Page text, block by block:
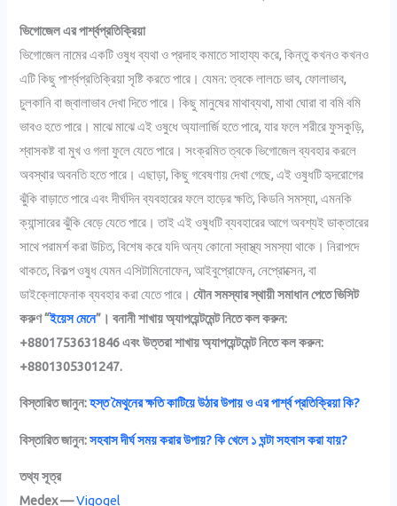
ভিগোজেল এর পার্শ্বপ্রতিক্রিয়া
ভিগোজেল নামের একটি ওষুধ ব্যথা ও প্রদাহ কমাতে সাহায্য করে, কিন্তু কখনও কখনও
এটি কিছু পার্শ্বপ্রতিক্রিয়া সৃষ্টি করতে পারে। যেমন: ত্বকে লালচে ভাব, ফোলাভাব,
চুলকানি বা জ্বালাভাব দেখা দিতে পারে। কিছু মানুষের মাথাব্যথা, মাথা ঘোরা বা বমি বমি
ভাবও হতে পারে। মাঝে মাঝে এই ওষুধে অ্যালার্জি হতে পারে, যার ফলে শরীরে ফুসকুড়ি,
শ্বাসকষ্ট বা মুখ ও গলা ফুলে যেতে পারে। সংক্রমিত ত্বকে ভিগোজেল ব্যবহার করলে
অবস্থার অবনতি হতে পারে। এছাড়া, কিছু গবেষণায় দেখা গেছে, এই ওষুধটি হৃদরোগের
ঝুঁকি বাড়াতে পারে এবং দীর্ঘদিন ব্যবহারের ফলে হাড়ের ক্ষতি, কিডনি সমস্যা, এমনকি
ক্যান্সারের ঝুঁকি বেড়ে যেতে পারে। তাই এই ওষুধটি ব্যবহারের আগে অবশ্যই ডাক্তারের
সাথে পরামর্শ করা উচিত, বিশেষ করে যদি অন্য কোনো স্বাস্থ্য সমস্যা থাকে। নিরাপদে
থাকতে, বিকল্প ওষুধ যেমন এসিটামিনোফেন, আইবুপ্রোফেন, নেপ্রোক্সেন, বা
ডাইক্লোফেনাক ব্যবহার করা যেতে পারে।যৌন সমস্যার স্থায়ী সমাধান পেতে ভিসিট
করুণ “ইয়েস মেনে”। বনানী শাখায় অ্যাপয়েন্টমেন্ট নিতে কল করুন:
+8801753631846 এবং উত্তরা শাখায় অ্যাপয়েন্টমেন্ট নিতে কল করুন:
+8801305301247.
বিস্তারিত জানুন:হস্ত মৈথুনের ক্ষতি কাটিয়ে উঠার উপায় ও এর পার্শ্ব প্রতিক্রিয়া কি?
বিস্তারিত জানুন:সহবাস দীর্ঘ সময় করার উপায়? কি খেলে ১ ঘন্টা সহবাস করা যায়?
তথ্য সূত্র
Medex —Vigogel